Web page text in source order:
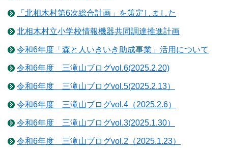
「北相木村第6次総合計画」を策定しました
北相木村立小学校情報機器共同調達推進計画
令和6年度「森と人いきいき助成事業」活用について
令和6年度 三滝山ブログvol.6(2025.2.20)
令和6年度 三滝山ブログvol.5(2025.2.13）
令和6年度 三滝山ブログvol.4（2025.2.6）
令和6年度 三滝山ブログvol.3(2025.1.30）
令和6年度 三滝山ブログvol.2（2025.1.23）